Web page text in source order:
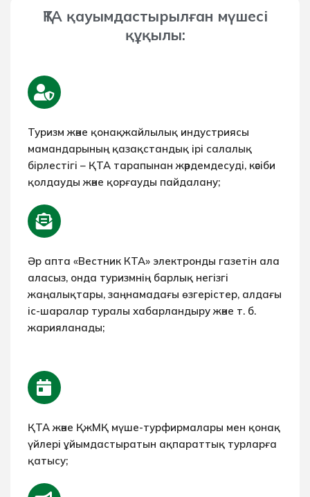
ҚТА қауымдастырылған мүшесі
құқылы:
Туризм және қонақжайлылық индустриясы
мамандарының қазақстандық ірі салалық
бірлестігі – ҚТА тарапынан жәрдемдесуді, кәсіби
қолдауды және қорғауды пайдалану;
Әр апта «Вестник КТА» электронды газетін ала
аласыз, онда туризмнің барлық негізгі
жаңалықтары, заңнамадағы өзгерістер, алдағы
іс-шаралар туралы хабарландыру және т. б.
жарияланады;
ҚТА және ҚжМҚ мүше-турфирмалары мен қонақ
үйлері ұйымдастыратын ақпараттық турларға
қатысу;